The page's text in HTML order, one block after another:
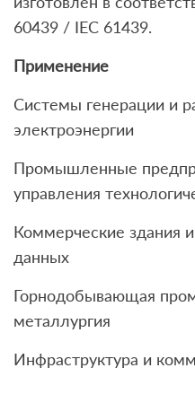
60439 / IEC 61439.
Применение
Системы генерации и
электроэнергии
Промышленные
управления
Коммерческие здания
данных
Горнодобывающая
металлургия
Инфраструктура и